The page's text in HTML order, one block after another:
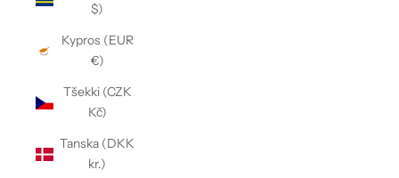
$)
Kypros (EUR
€)
Tšekki (CZK
Kč)
Tanska (DKK
kr.)